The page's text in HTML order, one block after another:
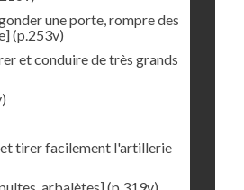
une porte, rompre des
(p.253v)
et conduire de très grands
tirer facilement l'artillerie